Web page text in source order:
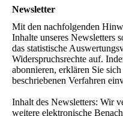
Newsletter
Mit den nachfolgenden
Inhalte unseres Newsletters
das statistische
Widerspruchsrechte auf.
abonnieren, erklären Sie
beschriebenen Verfahren
Inhalt des Newsletters: Wir
weitere elektronische